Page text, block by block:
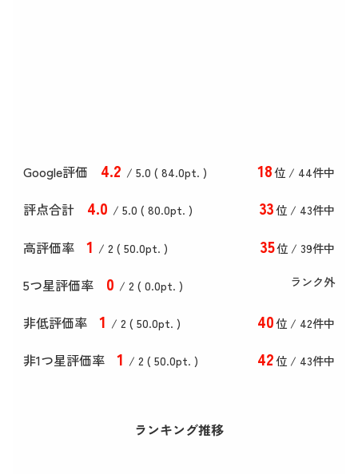
Google評価 4.2 / 5.0 ( 84.0pt. ) 18位 / 44件中
評点合計 4.0 / 5.0 ( 80.0pt. ) 33位 / 43件中
高評価率 1 / 2 ( 50.0pt. ) 35位 / 39件中
5つ星評価率 0 / 2 ( 0.0pt. ) ランク外
非低評価率 1 / 2 ( 50.0pt. ) 40位 / 42件中
非1つ星評価率 1 / 2 ( 50.0pt. ) 42位 / 43件中
ランキング推移